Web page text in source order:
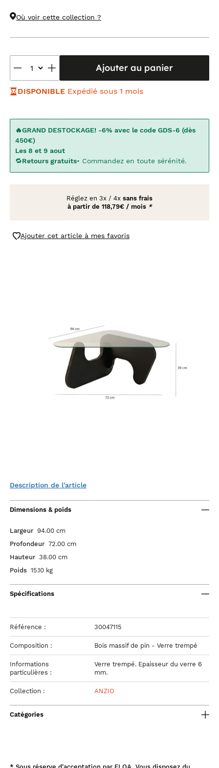
Où voir cette collection ?
Ajouter au panier
DISPONIBLE Expédié sous 1 mois
🔥GRAND DESTOCKAGE! -6% avec le code GDS-6 (dès
450€)
Les 8 et 9 aout
🔁Retours gratuits• Commandez en toute sérénité.
Réglez en 3x / 4x sans frais
à partir de 118,79€ / mois *
Ajouter cet article à mes favoris
Description de l'article
Dimensions & poids
Largeur 94.00 cm
Profondeur 72.00 cm
Hauteur 38.00 cm
Poids 15.10 kg
Spécifications
Référence : 30047115
Composition : Bois massif de pin - Verre trempé
Informations
particulières :
Verre trempé. Epaisseur du verre 6
mm.
Collection : ANZIO
Catégories